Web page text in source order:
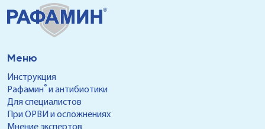
расскажем в данной статье.
Меню
Инструкция
Рафамин® и антибиотики
Для специалистов
При ОРВИ и осложнениях